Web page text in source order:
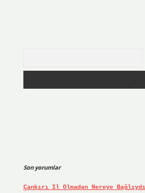
Son yorumlar
Çankırı Il Olmadan Nereye Bağlıydı